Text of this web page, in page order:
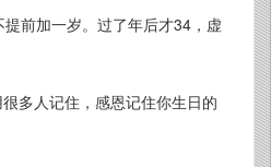
前加一岁。过了年后才34，虚
多人记住，感恩记住你生日的